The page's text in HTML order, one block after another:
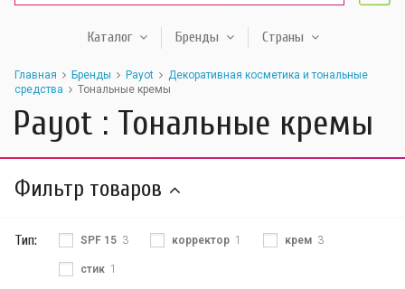
Каталог Бренды Страны
Главная Бренды Payot
Декоративная косметика и тональные
средства
Тональные кремы
Payot : Тональные кремы
Фильтр товаров
Тип: SPF 15 3 корректор 1 крем 3
стик 1